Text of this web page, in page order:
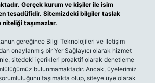
Gerçek kurum ve kişiler ile isim
tesadüfidir. Sitemizdeki bilgiler taslak
taşımazlar.
gereğince Bilgi Teknolojileri ve İletişim
onaylanmış bir Yer Sağlayıcı olarak hizmet
sitedeki içerikleri proaktif olarak denetleme
bulunmamaktadır. Ancak, üyelerimiz
taşımakta olup, siteye üye olarak